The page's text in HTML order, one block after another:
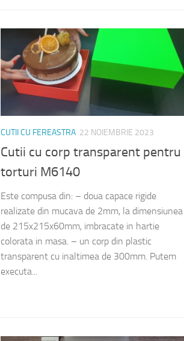
CUTII CU FEREASTRA 22 NOIEMBRIE 2023
Cutii cu corp transparent pentru
torturi M6140
Este compusa din: – doua capace rigide
realizate din mucava de 2mm, la dimensiunea
de 215x215x60mm, imbracate in hartie
colorata in masa. – un corp din plastic
transparent cu inaltimea de 300mm. Putem
executa...